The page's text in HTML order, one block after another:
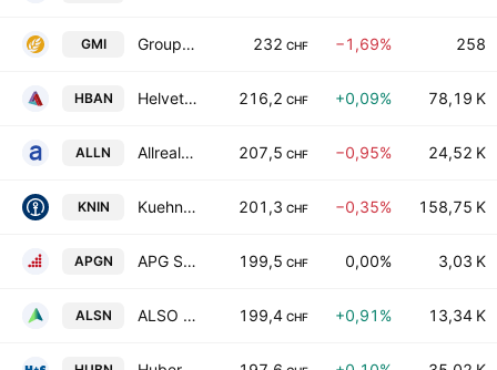
GMI Groupe Minoteries SA 232 CHF −1,69% 258
HBAN Helvetia Baloise Holding AG 216,2 CHF +0,09% 78,19 K
ALLN Allreal Holding AG 207,5 CHF −0,95% 24,52 K
KNIN Kuehne & Nagel International AG 201,3 CHF −0,35% 158,75 K
APGN APG SGA SA 199,5 CHF 0,00% 3,03 K
ALSN ALSO Holding AG 199,4 CHF +0,91% 13,34 K